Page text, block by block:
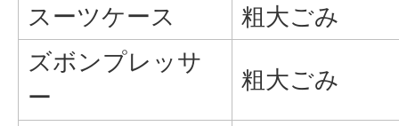
スーツケース
粗大ごみ
ズボンプレッサ
ー
粗大ごみ